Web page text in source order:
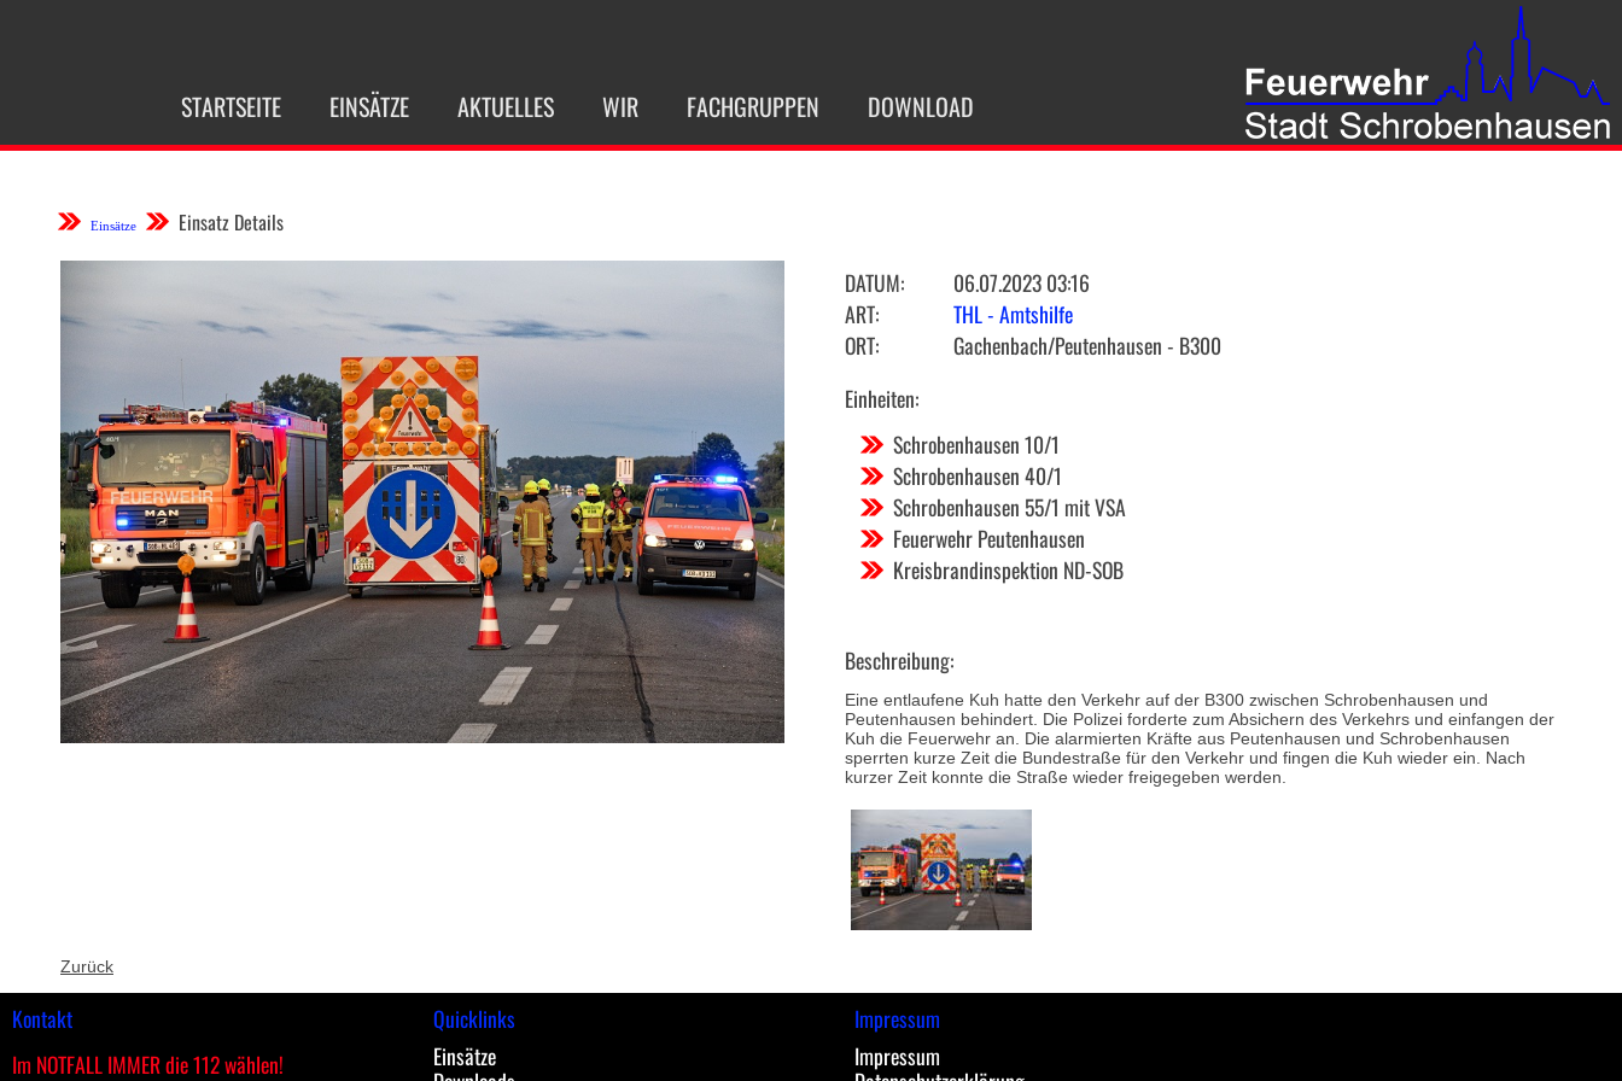
STARTSEITE EINSÄTZE AKTUELLES WIR FACHGRUPPEN DOWNLOAD
Einsätze Einsatz Details
DATUM:
06.07.2023 03:16
ART:
THL - Amtshilfe
ORT:
Gachenbach/Peutenhausen - B300
Einheiten:
Schrobenhausen 10/1
Schrobenhausen 40/1
Schrobenhausen 55/1 mit VSA
Feuerwehr Peutenhausen
Kreisbrandinspektion ND-SOB
Beschreibung:
Eine entlaufene Kuh hatte den Verkehr auf der B300 zwischen Schrobenhausen und
Peutenhausen behindert. Die Polizei forderte zum Absichern des Verkehrs und einfangen der
Kuh die Feuerwehr an. Die alarmierten Kräfte aus Peutenhausen und Schrobenhausen
sperrten kurze Zeit die Bundestraße für den Verkehr und fingen die Kuh wieder ein. Nach
kurzer Zeit konnte die Straße wieder freigegeben werden.
Zurück
Kontakt
Im NOTFALL IMMER die 112 wählen!
Quicklinks
Einsätze
Impressum
Impressum